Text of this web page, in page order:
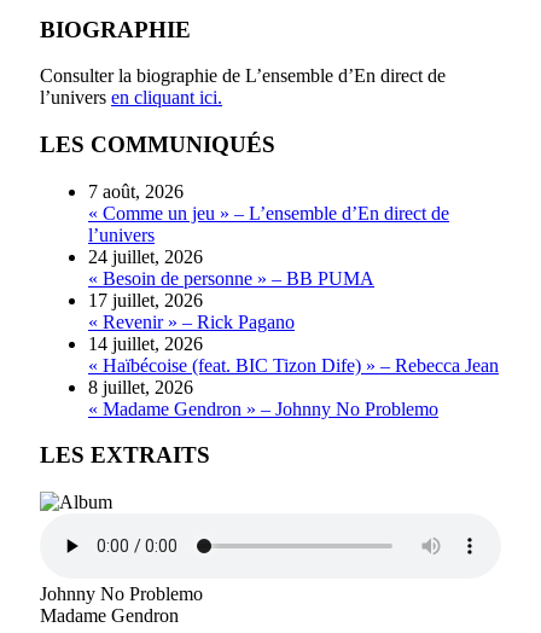
BIOGRAPHIE
Consulter la biographie de L’ensemble d’En direct de
l’univers en cliquant ici.
LES COMMUNIQUÉS
7 août, 2026
« Comme un jeu » – L’ensemble d’En direct de
l’univers
24 juillet, 2026
« Besoin de personne » – BB PUMA
17 juillet, 2026
« Revenir » – Rick Pagano
14 juillet, 2026
« Haïbécoise (feat. BIC Tizon Dife) » – Rebecca Jean
8 juillet, 2026
« Madame Gendron » – Johnny No Problemo
LES EXTRAITS
Johnny No Problemo
Madame Gendron